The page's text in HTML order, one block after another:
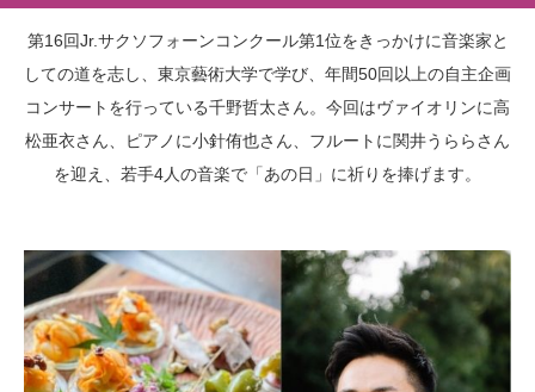
第16回Jr.サクソフォーンコンクール第1位をきっかけに音楽家と
しての道を志し、東京藝術大学で学び、年間50回以上の自主企画
コンサートを行っている千野哲太さん。今回はヴァイオリンに高
松亜衣さん、ピアノに小針侑也さん、フルートに関井うららさん
を迎え、若手4人の音楽で「あの日」に祈りを捧げます。